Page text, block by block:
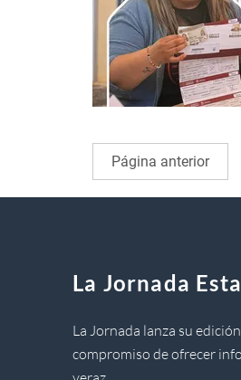
Página anterior
La Jornada
La Jornada lanza su
compromiso de ofrecer